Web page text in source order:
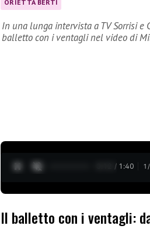
ORIETTA BERTI
In una lunga intervista a TV Sorrisi e
balletto con i ventagli nel video di
0:13 / 1:40 1 /
Il balletto con i ventagli: